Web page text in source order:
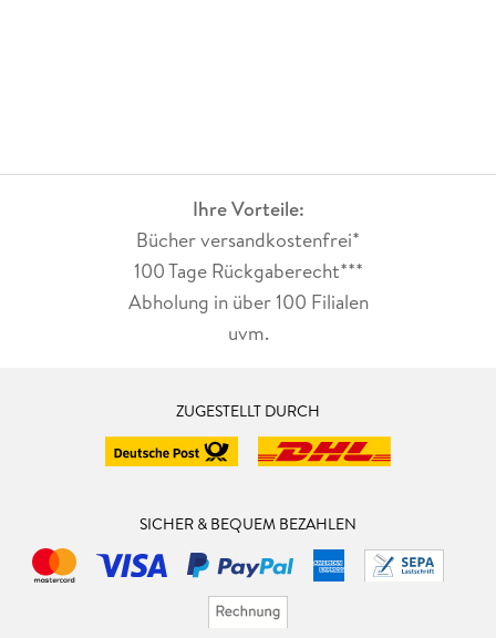
Ihre Vorteile:
Bücher versandkostenfrei*
100 Tage Rückgaberecht***
Abholung in über 100 Filialen
uvm.
ZUGESTELLT DURCH
SICHER & BEQUEM BEZAHLEN